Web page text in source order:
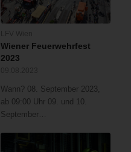
Wiener Feuerwehrfest
2023
Wann? 08. September 2023,
ab 09:00 Uhr 09. und 10.
September…